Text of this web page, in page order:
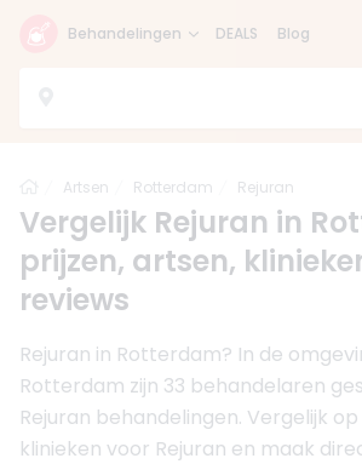
Behandelingen DEALS Blog
Home
Artsen Rotterdam Rejuran
Vergelijk Rejuran in
prijzen, artsen,
reviews
Rejuran in Rotterdam? In de
Rotterdam zijn 33 behandelaren
Rejuran behandelingen. Vergelijk
klinieken voor Rejuran en maak